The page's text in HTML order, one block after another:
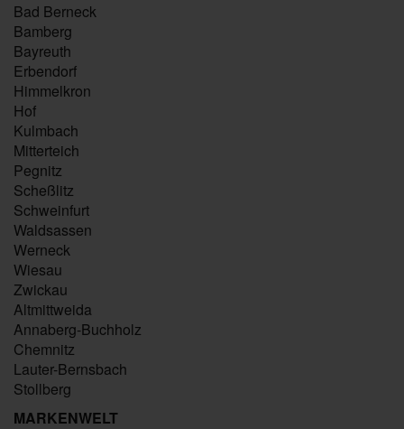
Bad Berneck
Bamberg
Bayreuth
Erbendorf
Himmelkron
Hof
Kulmbach
Mitterteich
Pegnitz
Scheßlitz
Schweinfurt
Waldsassen
Werneck
Wiesau
Zwickau
Altmittweida
Annaberg-Buchholz
Chemnitz
Lauter-Bernsbach
Stollberg
MARKENWELT